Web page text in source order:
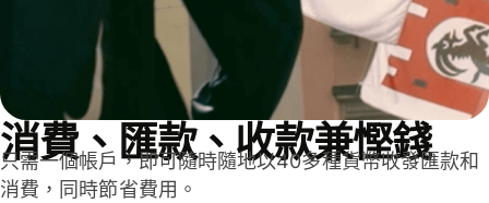
消費、匯款、收款兼慳錢
只需一個帳戶，即可隨時隨地以40多種貨幣收發匯款和
消費，同時節省費用。